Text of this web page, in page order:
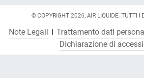
© COPYRIGHT 2026, AIR LIQUIDE. TUTTI I
Note Legali Trattamento dati
Dichiarazione di